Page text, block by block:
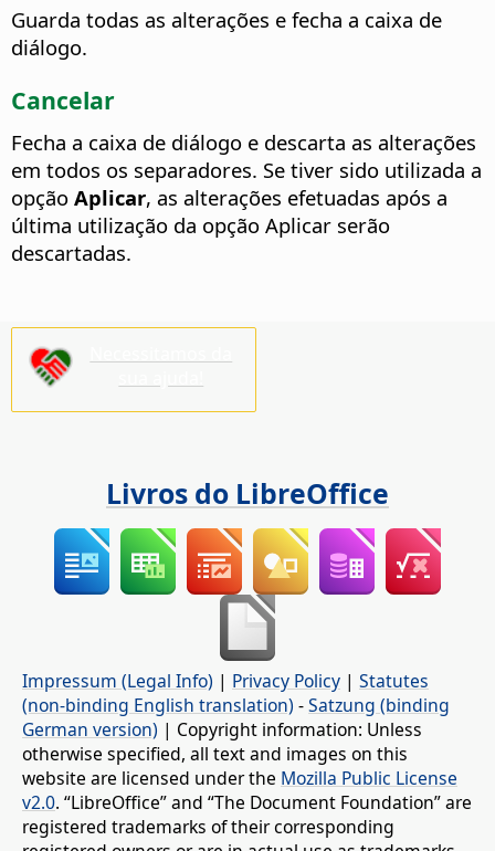
Guarda todas as alterações e fecha a caixa de
diálogo.
Cancelar
Fecha a caixa de diálogo e descarta as alterações
em todos os separadores. Se tiver sido utilizada a
opção Aplicar, as alterações efetuadas após a
última utilização da opção Aplicar serão
descartadas.
Livros do LibreOffice
Impressum (Legal Info) | Privacy Policy | Statutes
(non-binding English translation) -Satzung (binding
German version) | Copyright information: Unless
otherwise specified, all text and images on this
website are licensed under the Mozilla Public License
v2.0. “LibreOffice” and “The Document Foundation” are
registered trademarks of their corresponding